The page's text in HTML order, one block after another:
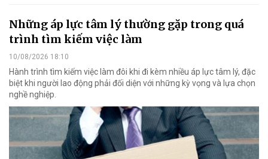
Những áp lực tâm lý thường gặp trong quá
trình tìm kiếm việc làm
10/08/2026 18:10
Hành trình tìm kiếm việc làm đôi khi đi kèm nhiều áp lực tâm lý, đặc
biệt khi người lao động phải đối diện với những kỳ vọng và lựa chọn
nghề nghiệp.